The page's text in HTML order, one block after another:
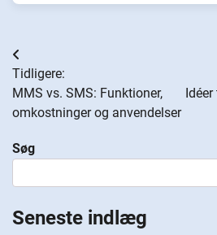
Indlægsnavigation
Tidligere:
MMS vs. SMS: Funktioner,
omkostninger og anvendelser
Søg
Seneste indlæg